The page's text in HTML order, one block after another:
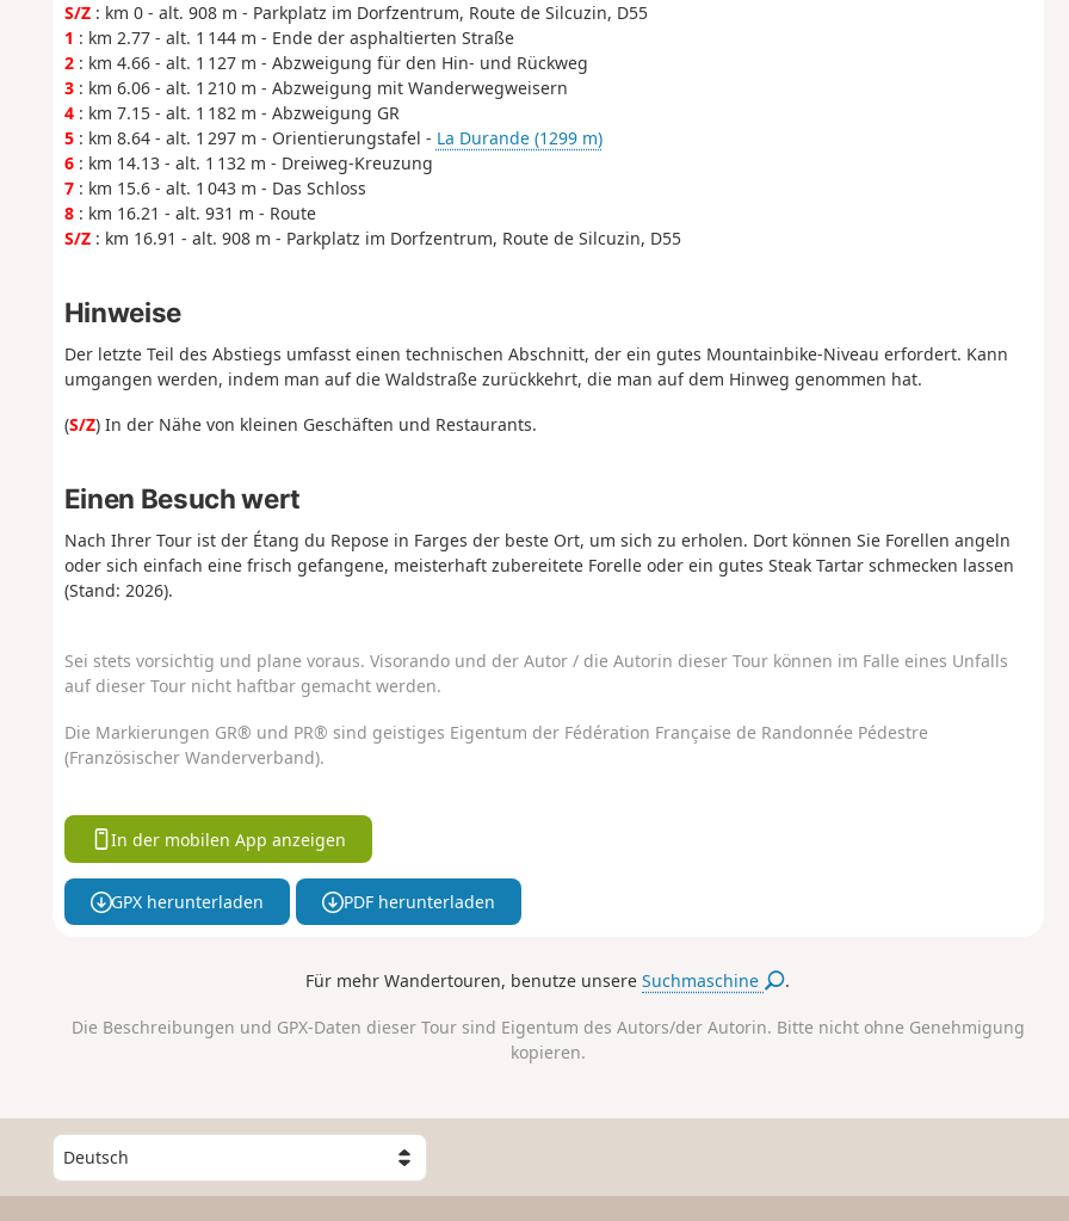
S/Z: km 0 - alt. 908 m - Parkplatz im Dorfzentrum, Route de Silcuzin, D55
1 : km 2.77 - alt. 1 144 m - Ende der asphaltierten Straße
2: km 4.66 - alt. 1 127 m - Abzweigung für den Hin- und Rückweg
3: km 6.06 - alt. 1 210 m - Abzweigung mit Wanderwegweisern
4: km 7.15 - alt. 1 182 m - Abzweigung GR
5: km 8.64 - alt. 1 297 m - Orientierungstafel - La Durande (1299 m)
6: km 14.13 - alt. 1 132 m - Dreiweg-Kreuzung
7: km 15.6 - alt. 1 043 m - Das Schloss
8: km 16.21 - alt. 931 m - Route
S/Z: km 16.91 - alt. 908 m - Parkplatz im Dorfzentrum, Route de Silcuzin, D55
Hinweise
Der letzte Teil des Abstiegs umfasst einen technischen Abschnitt, der ein gutes Mountainbike-Niveau erfordert. Kann
umgangen werden, indem man auf die Waldstraße zurückkehrt, die man auf dem Hinweg genommen hat.
(S/Z) In der Nähe von kleinen Geschäften und Restaurants.
Einen Besuch wert
Nach Ihrer Tour ist der Étang du Repose in Farges der beste Ort, um sich zu erholen. Dort können Sie Forellen angeln
oder sich einfach eine frisch gefangene, meisterhaft zubereitete Forelle oder ein gutes Steak Tartar schmecken lassen
(Stand: 2026).
Sei stets vorsichtig und plane voraus. Visorando und der Autor / die Autorin dieser Tour können im Falle eines Unfalls
auf dieser Tour nicht haftbar gemacht werden.
Die Markierungen GR® und PR® sind geistiges Eigentum der Fédération Française de Randonnée Pédestre
(Französischer Wanderverband).
In der mobilen App anzeigen
GPX herunterladen PDF herunterladen
Für mehr Wandertouren, benutze unsereSuchmaschine .
Die Beschreibungen und GPX-Daten dieser Tour sind Eigentum des Autors/der Autorin. Bitte nicht ohne Genehmigung
kopieren.
W
ä
h